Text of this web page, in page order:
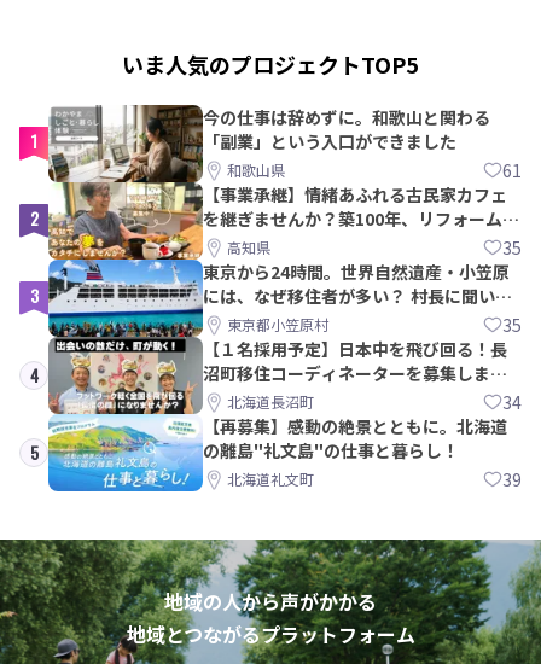
いま人気のプロジェクトTOP5
1
今の仕事は辞めずに。和歌山と関わる
「副業」という入口ができました
和歌山県 61
2
【事業承継】情緒あふれる古民家カフェ
を継ぎませんか？築100年、リフォームか
ら約10年！
高知県 35
3
東京から24時間。世界自然遺産・小笠原
には、なぜ移住者が多い？ 村長に聞いて
みた東京都小笠原村 35
4
【１名採用予定】日本中を飛び回る！長
沼町移住コーディネーターを募集しま
す！北海道長沼町 34
5
【再募集】感動の絶景とともに。北海道
の離島"礼文島"の仕事と暮らし！
北海道礼文町 39
地域の人から声がかかる
地域とつながるプラットフォーム